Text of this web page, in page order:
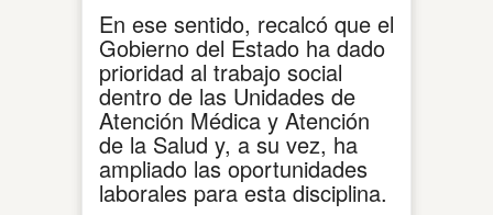
En ese sentido, recalcó que el
Gobierno del Estado ha dado
prioridad al trabajo social
dentro de las Unidades de
Atención Médica y Atención
de la Salud y, a su vez, ha
ampliado las oportunidades
laborales para esta disciplina.